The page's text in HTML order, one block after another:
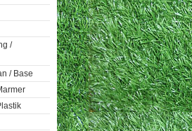
/
/ Base